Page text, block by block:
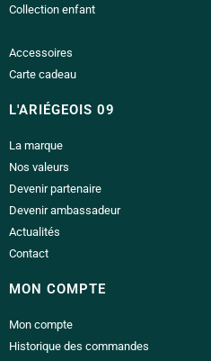
Collection enfant
Accessoires
Carte cadeau
L'ARIÉGEOIS 09
La marque
Nos valeurs
Devenir partenaire
Devenir ambassadeur
Actualités
Contact
MON COMPTE
Mon compte
Historique des commandes